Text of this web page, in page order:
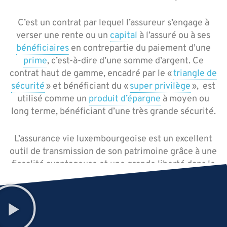
C’est un contrat par lequel l’assureur s’engage à
verser une rente ou un capital à l’assuré ou à ses
bénéficiairesen contrepartie du paiement d’une
prime, c’est-à-dire d’une somme d’argent. Ce
contrat haut de gamme, encadré par le «triangle de
sécurité» et bénéficiant du «super privilège», est
utilisé comme un produit d’épargne à moyen ou
long terme, bénéficiant d’une très grande sécurité.
L’assurance vie luxembourgeoise est un excellent
outil de transmission de son patrimoine grâce à une
fiscalité avantageuse et une grande liberté dans le
choix des bénéficiaires.